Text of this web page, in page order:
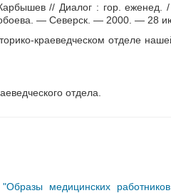
// Диалог : гор. еженед.
— Северск. — 2000. — 28
краеведческом отделе
отдела.
медицинских